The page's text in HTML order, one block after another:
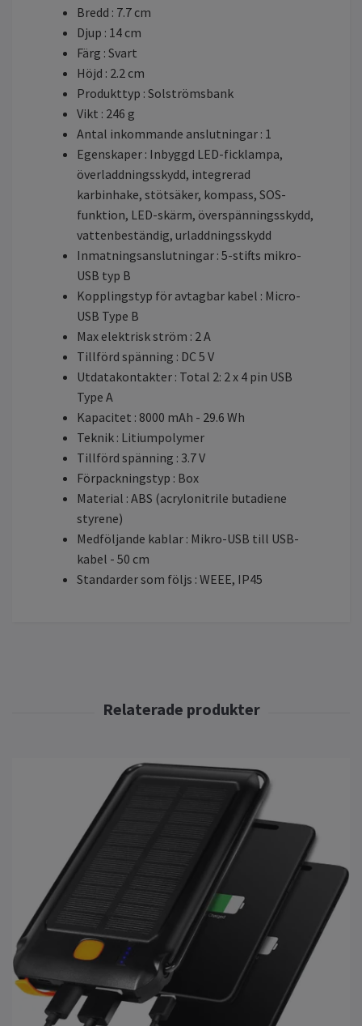
Bredd : 7.7 cm
Djup : 14 cm
Färg : Svart
Höjd : 2.2 cm
Produkttyp : Solströmsbank
Vikt : 246 g
Antal inkommande anslutningar : 1
Egenskaper : Inbyggd LED-ficklampa,
överladdningsskydd, integrerad
karbinhake, stötsäker, kompass, SOS-
funktion, LED-skärm, överspänningsskydd,
vattenbeständig, urladdningsskydd
Inmatningsanslutningar : 5-stifts mikro-
USB typ B
Kopplingstyp för avtagbar kabel : Micro-
USB Type B
Max elektrisk ström : 2 A
Tillförd spänning : DC 5 V
Utdatakontakter : Total 2: 2 x 4 pin USB
Type A
Kapacitet : 8000 mAh - 29.6 Wh
Teknik : Litiumpolymer
Tillförd spänning : 3.7 V
Förpackningstyp : Box
Material : ABS (acrylonitrile butadiene
styrene)
Medföljande kablar : Mikro-USB till USB-
kabel - 50 cm
Standarder som följs : WEEE, IP45